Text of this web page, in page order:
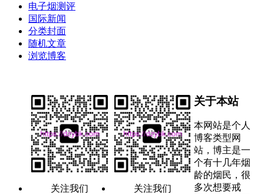
电子烟测评
国际新闻
分类封面
随机文章
浏览博客
关注我们 关注我们
关于本站
本网站是个人
博客类型网
站，博主是一
个有十几年烟
龄的烟民，很
多次想要戒